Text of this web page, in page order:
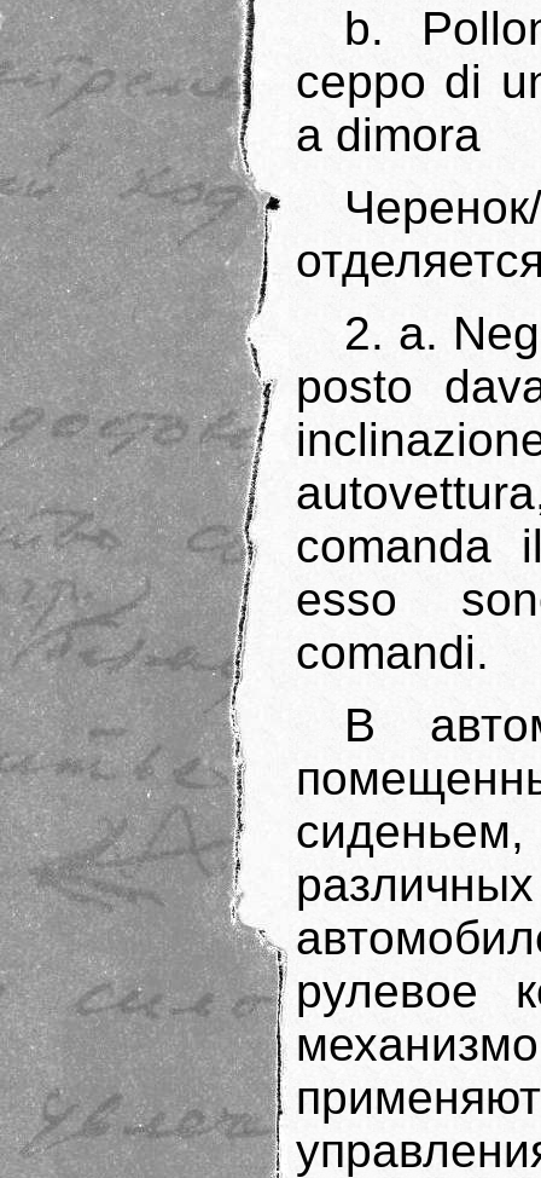
b.
ceppo di
a dimora
2. a.
posto
comanda
esso
comandi.
В
рулевое